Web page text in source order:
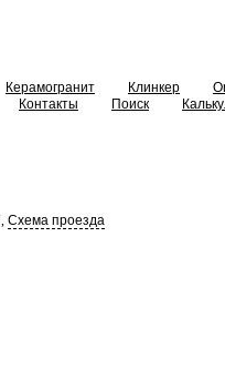
Керамогранит Клинкер
Контакты Поиск
Схема проезда